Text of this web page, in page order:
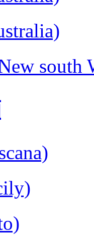
south